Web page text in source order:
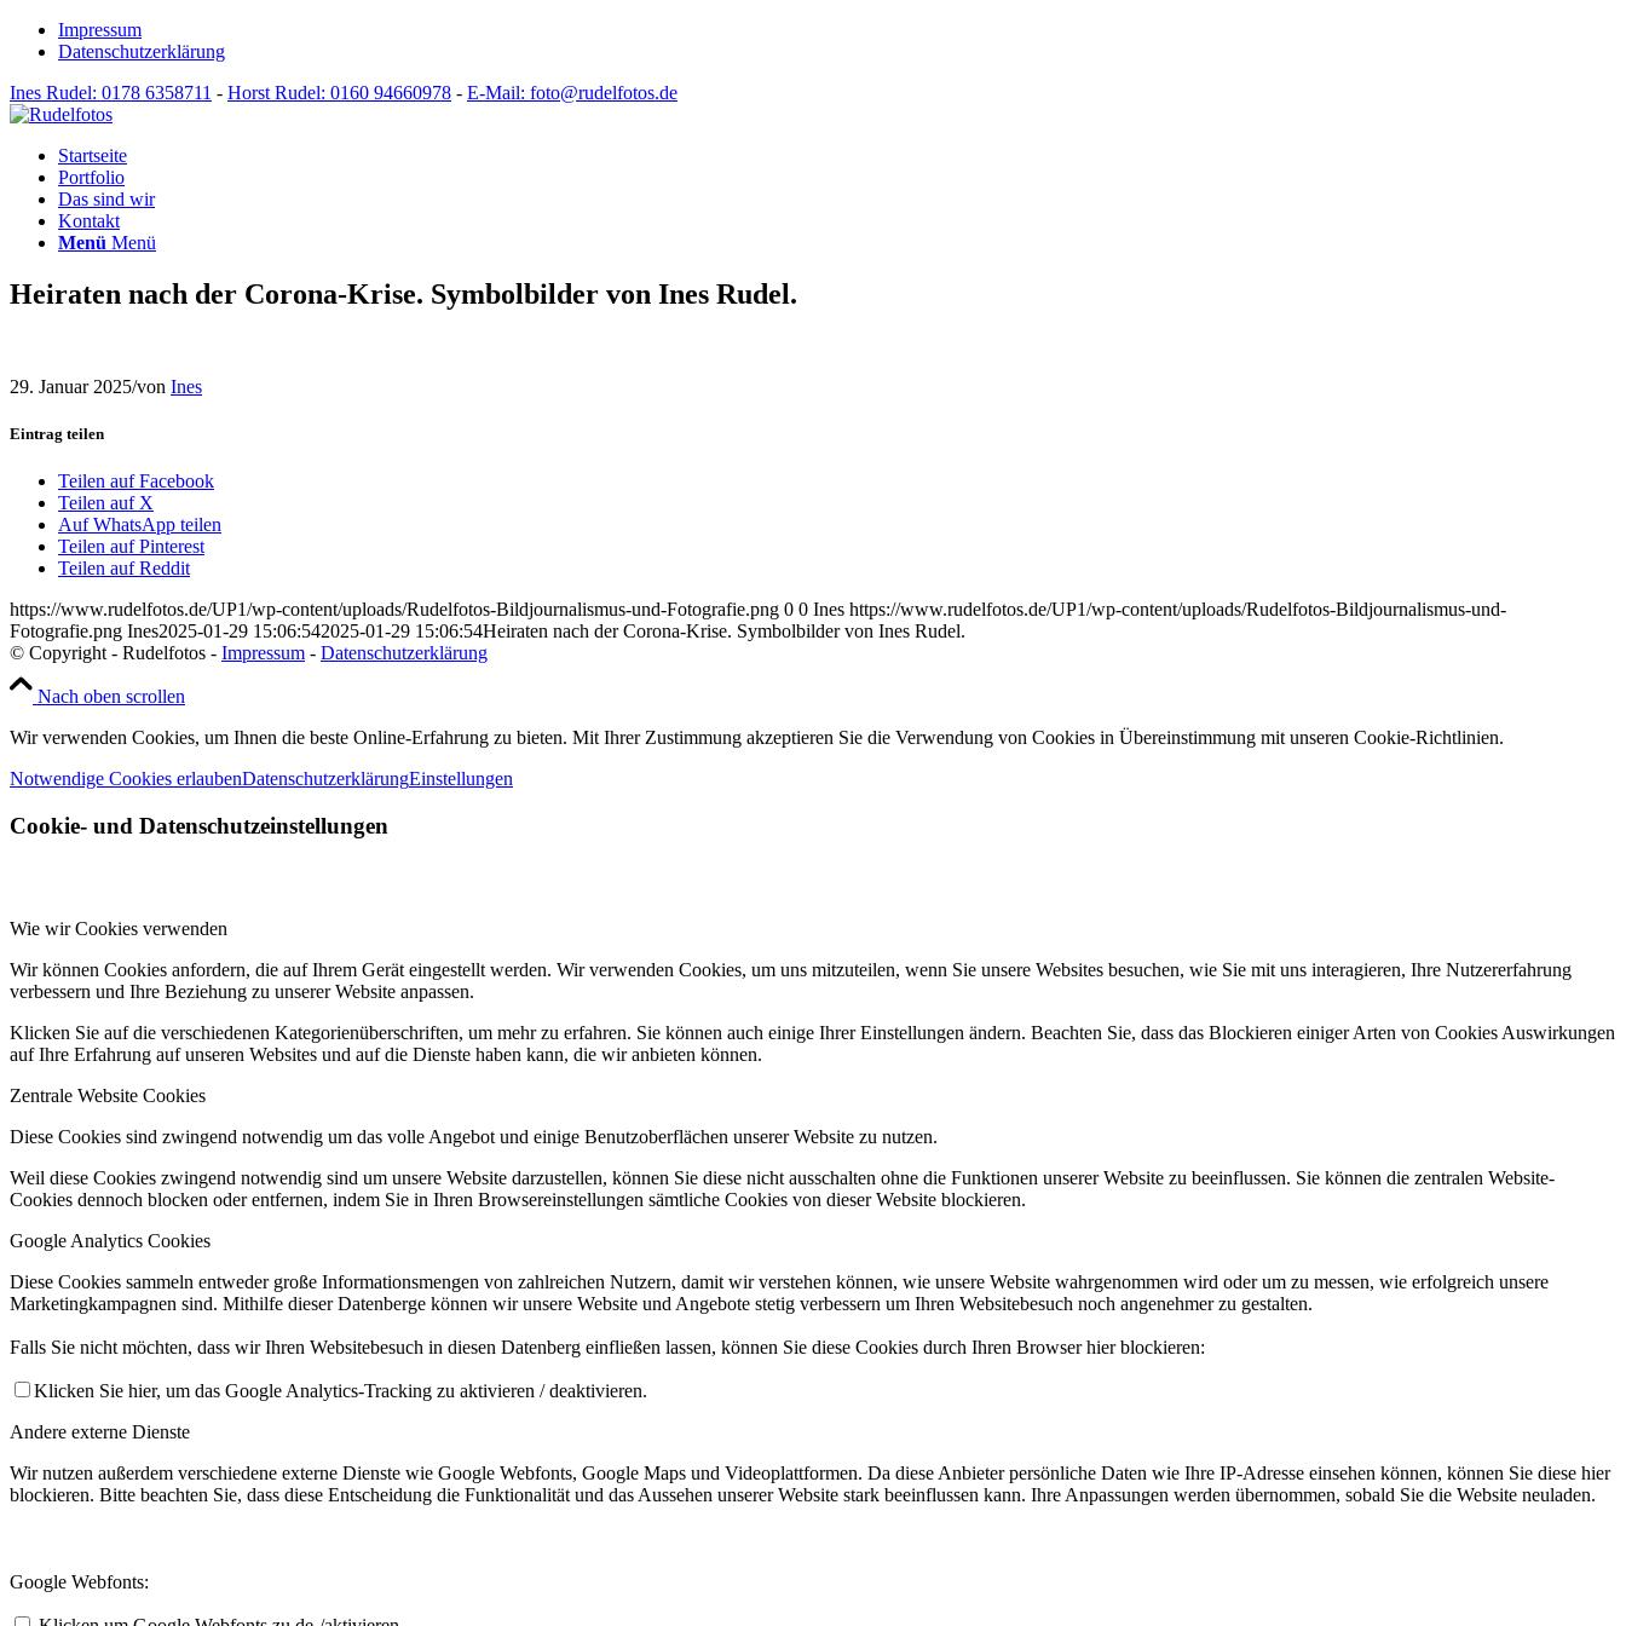
Impressum
Datenschutzerklärung
Ines Rudel: 0178 6358711 - Horst Rudel: 0160 94660978 - E-Mail: foto@rudelfotos.de
Startseite
Portfolio
Das sind wir
Kontakt
Menü Menü
Heiraten nach der Corona-Krise. Symbolbilder von Ines Rudel.
29. Januar 2025/von Ines
Eintrag teilen
Teilen auf Facebook
Teilen auf X
Auf WhatsApp teilen
Teilen auf Pinterest
Teilen auf Reddit
https://www.rudelfotos.de/UP1/wp-content/uploads/Rudelfotos-Bildjournalismus-und-Fotografie.png 0 0 Ines https://www.rudelfotos.de/UP1/wp-content/uploads/Rudelfotos-Bildjournalismus-und-
Fotografie.png Ines2025-01-29 15:06:542025-01-29 15:06:54Heiraten nach der Corona-Krise. Symbolbilder von Ines Rudel.
© Copyright - Rudelfotos - Impressum - Datenschutzerklärung
Nach oben scrollen
Wir verwenden Cookies, um Ihnen die beste Online-Erfahrung zu bieten. Mit Ihrer Zustimmung akzeptieren Sie die Verwendung von Cookies in Übereinstimmung mit unseren Cookie-Richtlinien.
Notwendige Cookies erlaubenDatenschutzerklärungEinstellungen
Cookie- und Datenschutzeinstellungen
Wie wir Cookies verwenden
Wir können Cookies anfordern, die auf Ihrem Gerät eingestellt werden. Wir verwenden Cookies, um uns mitzuteilen, wenn Sie unsere Websites besuchen, wie Sie mit uns interagieren, Ihre Nutzererfahrung
verbessern und Ihre Beziehung zu unserer Website anpassen.
Klicken Sie auf die verschiedenen Kategorienüberschriften, um mehr zu erfahren. Sie können auch einige Ihrer Einstellungen ändern. Beachten Sie, dass das Blockieren einiger Arten von Cookies Auswirkungen
auf Ihre Erfahrung auf unseren Websites und auf die Dienste haben kann, die wir anbieten können.
Zentrale Website Cookies
Diese Cookies sind zwingend notwendig um das volle Angebot und einige Benutzoberflächen unserer Website zu nutzen.
Weil diese Cookies zwingend notwendig sind um unsere Website darzustellen, können Sie diese nicht ausschalten ohne die Funktionen unserer Website zu beeinflussen. Sie können die zentralen Website-
Cookies dennoch blocken oder entfernen, indem Sie in Ihren Browsereinstellungen sämtliche Cookies von dieser Website blockieren.
Google Analytics Cookies
Diese Cookies sammeln entweder große Informationsmengen von zahlreichen Nutzern, damit wir verstehen können, wie unsere Website wahrgenommen wird oder um zu messen, wie erfolgreich unsere
Marketingkampagnen sind. Mithilfe dieser Datenberge können wir unsere Website und Angebote stetig verbessern um Ihren Websitebesuch noch angenehmer zu gestalten.
Falls Sie nicht möchten, dass wir Ihren Websitebesuch in diesen Datenberg einfließen lassen, können Sie diese Cookies durch Ihren Browser hier blockieren:
Klicken Sie hier, um das Google Analytics-Tracking zu aktivieren / deaktivieren.
Andere externe Dienste
Wir nutzen außerdem verschiedene externe Dienste wie Google Webfonts, Google Maps und Videoplattformen. Da diese Anbieter persönliche Daten wie Ihre IP-Adresse einsehen können, können Sie diese hier
blockieren. Bitte beachten Sie, dass diese Entscheidung die Funktionalität und das Aussehen unserer Website stark beeinflussen kann. Ihre Anpassungen werden übernommen, sobald Sie die Website neuladen.
Google Webfonts: